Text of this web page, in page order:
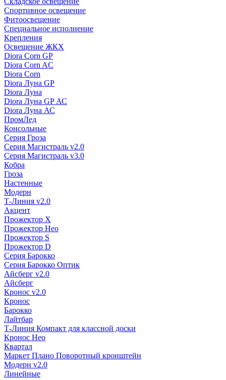
Спортивное освещение
Фитоосвещение
Специальное исполнение
Крепления
Освещение ЖКХ
Diora Corn GP
Diora Corn AC
Diora Corn
Diora Луна GP
Diora Луна
Diora Луна GP АС
Diora Луна АС
ПромЛед
Консольные
Серия Гроза
Серия Магистраль v2.0
Серия Магистраль v3.0
Кобра
Гроза
Настенные
Модерн
Т-Линия v2.0
Акцент
Прожектор X
Прожектор Нео
Прожектор S
Прожектор D
Серия Барокко
Серия Барокко Оптик
Айсберг v2.0
Айсберг
Кронос v2.0
Кронос
Барокко
Лайтбар
Т-Линия Компакт для классной доски
Кронос Нео
Квартал
Маркет Плано Поворотный кронштейн
Модерн v2.0
Линейные